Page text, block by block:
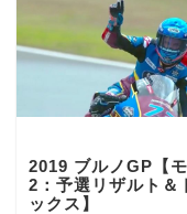
2019 ブルノGP【
2：予選リザルト＆
ックス】